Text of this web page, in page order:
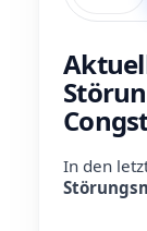
In den